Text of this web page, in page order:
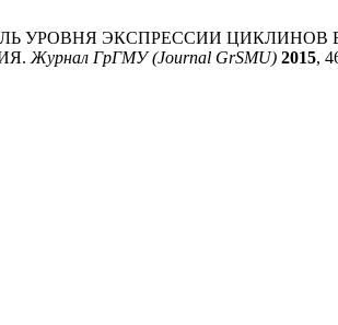
Е. РОЛЬ УРОВНЯ ЭКСПРЕССИИ
Журнал ГрГМУ (Journal GrSMU) 2015,